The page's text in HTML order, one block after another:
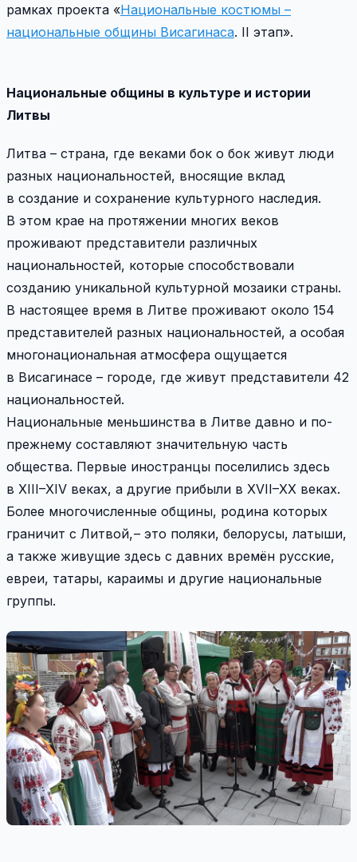
рамках проекта «Национальные костюмы –
национальные общины Висагинаса. II этап».
Национальные общины в культуре и истории
Литвы
Литва – страна, где веками бок о бок живут люди
разных национальностей, вносящие вклад
в создание и сохранение культурного наследия.
В этом крае на протяжении многих веков
проживают представители различных
национальностей, которые способствовали
созданию уникальной культурной мозаики страны.
В настоящее время в Литве проживают около 154
представителей разных национальностей, а особая
многонациональная атмосфера ощущается
в Висагинасе – городе, где живут представители 42
национальностей.
Национальные меньшинства в Литве давно и по-
прежнему составляют значительную часть
общества. Первые иностранцы поселились здесь
в XIII–XIV веках, а другие прибыли в XVII–XX веках.
Более многочисленные общины, родина которых
граничит с Литвой, – это поляки, белорусы, латыши,
а также живущие здесь с давних времён русские,
евреи, татары, караимы и другие национальные
группы.